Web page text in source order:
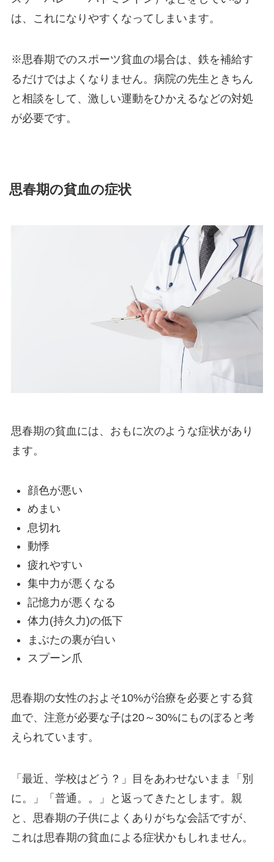
は、これになりやすくなってしまいます。
※思春期でのスポーツ貧血の場合は、鉄を補給す
るだけではよくなりません。病院の先生ときちん
と相談をして、激しい運動をひかえるなどの対処
が必要です。
思春期の貧血の症状
思春期の貧血には、おもに次のような症状があり
ます。
顔色が悪い
めまい
息切れ
動悸
疲れやすい
集中力が悪くなる
記憶力が悪くなる
体力(持久力)の低下
まぶたの裏が白い
スプーン爪
思春期の女性のおよそ10%が治療を必要とする貧
血で、注意が必要な子は20～30%にものぼると考
えられています。
「最近、学校はどう？」目をあわせないまま「別
に。」「普通。。」と返ってきたとします。親
と、思春期の子供によくありがちな会話ですが、
これは思春期の貧血による症状かもしれません。